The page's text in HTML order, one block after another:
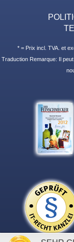
* = Prix incl. TVA. et
Traduction Remarque: Il